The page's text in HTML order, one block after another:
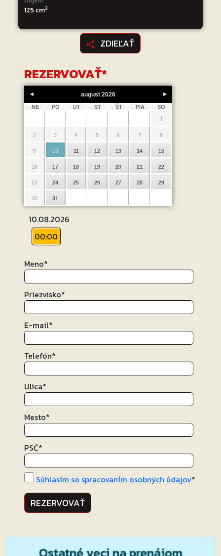
125 cm3
ZDIEĽAŤ
REZERVOVAŤ*
august 2026
NE PO UT ST ŠT PIA SO
1
2 3 4 5 6 7 8
9 10 11 12 13 14 15
16 17 18 19 20 21 22
23 24 25 26 27 28 29
30 31
10.08.2026
00:00
Meno*
Priezvisko*
E-mail*
Telefón*
Ulica*
Mesto*
PSČ*
Súhlasím so spracovaním osobných údajov*
REZERVOVAŤ